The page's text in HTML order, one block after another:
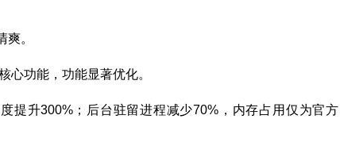
。
心功能，功能显著优化。
提升300%；后台驻留进程减少70%，内存占用仅为官